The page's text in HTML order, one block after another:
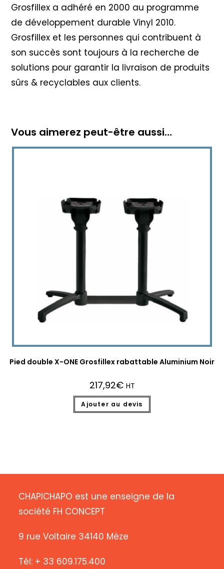
Grosfillex a adhéré en 2000 au programme
de développement durable Vinyl 2010.
Grosfillex et les personnes qui contribuent à
son succès sont toujours à la recherche de
solutions pour garantir la livraison de produits
sûrs & recyclables aux clients.
Vous aimerez peut-être aussi…
Pied double X-ONE Grosfillex rabattable Aluminium Noir
217,92€ HT
Ajouter au devis
CHAPICHAPO est une enseigne de la
société FH CONCEPT
9 rue Voltaire 34140 Mèze
Tél: + 33 609.175.400